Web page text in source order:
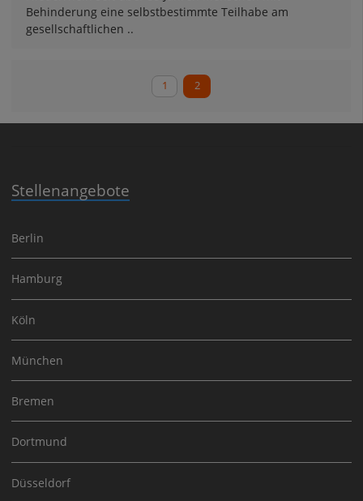
Behinderung eine selbstbestimmte Teilhabe am
gesellschaftlichen ..
1 2
Stellenangebote
Berlin
Hamburg
Köln
München
Bremen
Dortmund
Düsseldorf